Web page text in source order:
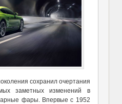
сохранил очертания
заметных изменений в
фары. Впервые с 1952